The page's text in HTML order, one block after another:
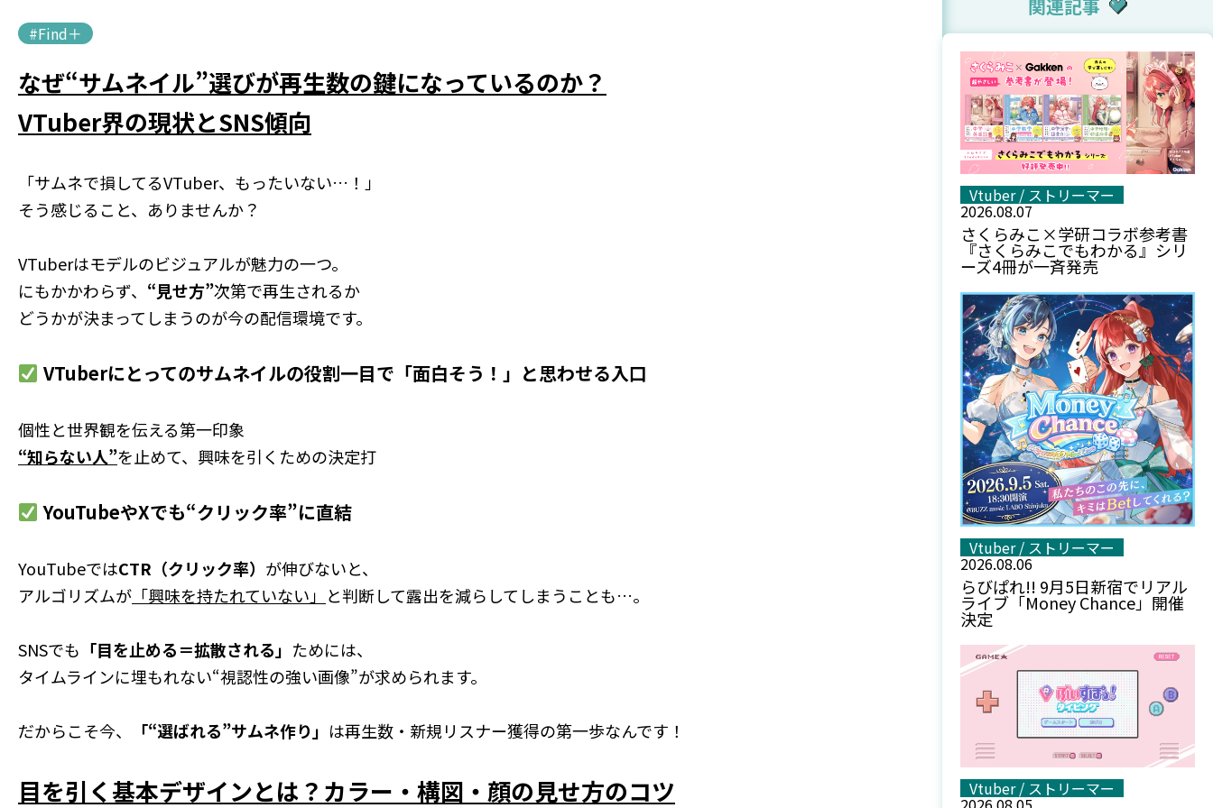
#Find＋
なぜ“サムネイル”選びが再生数の鍵になっているのか？
VTuber界の現状とSNS傾向
「サムネで損してるVTuber、もったいない…！」
そう感じること、ありませんか？
VTuberはモデルのビジュアルが魅力の一つ。
にもかかわらず、 “見せ方”次第で再生されるか
どうかが決まってしまうのが今の配信環境です。
VTuberにとってのサムネイルの役割一目で「面白そう！」と思わせる入口
個性と世界観を伝える第一印象
“知らない人”を止めて、興味を引くための決定打
YouTubeやXでも“クリック率”に直結
YouTubeではCTR（クリック率） が伸びないと、
アルゴリズムが 「興味を持たれていない」 と判断して露出を減らしてしまうことも…。
SNSでも 「目を止める＝拡散される」 ためには、
タイムラインに埋もれない“視認性の強い画像”が求められます。
だからこそ今、 「“選ばれる”サムネ作り」 は再生数・新規リスナー獲得の第一歩なんです！
目を引く基本デザインとは？カラー・構図・顔の見せ方のコツ
関連記事
Vtuber / ストリーマー
2026.08.07
さくらみこ×学研コラボ参考書
『さくらみこでもわかる』シリ
ーズ4冊が一斉発売
Vtuber / ストリーマー
2026.08.06
らびぱれ!! 9月5日新宿でリアル
ライブ「Money Chance」開催
決定
Vtuber / ストリーマー